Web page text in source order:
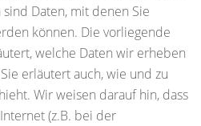
Daten, mit denen Sie
können. Die vorliegende
welche Daten wir erheben
erläutert auch, wie und zu
Wir weisen darauf hin, dass
(z.B. bei der